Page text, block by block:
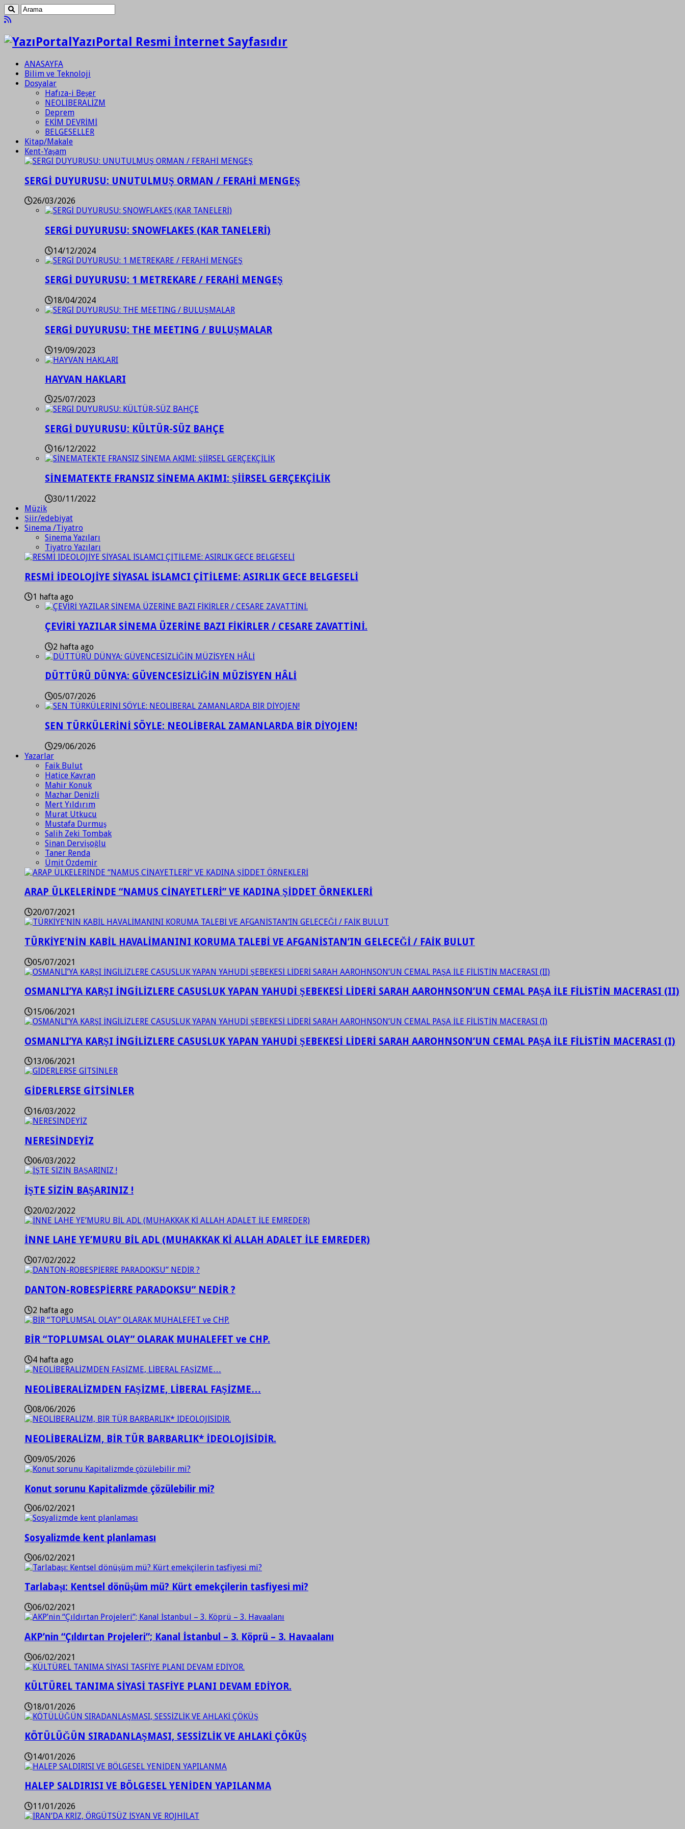
YazıPortal Resmi İnternet Sayfasıdır
ANASAYFA
Bilim ve Teknoloji
Dosyalar
Hafıza-i Beşer
NEOLİBERALİZM
Deprem
EKİM DEVRİMİ
BELGESELLER
Kitap/Makale
Kent-Yaşam
SERGİ DUYURUSU: UNUTULMUŞ ORMAN / FERAHİ MENGEŞ
26/03/2026
SERGİ DUYURUSU: SNOWFLAKES (KAR TANELERİ)
14/12/2024
SERGİ DUYURUSU: 1 METREKARE / FERAHİ MENGEŞ
18/04/2024
SERGİ DUYURUSU: THE MEETING / BULUŞMALAR
19/09/2023
HAYVAN HAKLARI
25/07/2023
SERGİ DUYURUSU: KÜLTÜR-SÜZ BAHÇE
16/12/2022
SİNEMATEKTE FRANSIZ SİNEMA AKIMI: ŞİİRSEL GERÇEKÇİLİK
30/11/2022
Müzik
Şiir/edebiyat
Sinema /Tiyatro
Sinema Yazıları
Tiyatro Yazıları
RESMİ İDEOLOJİYE SİYASAL İSLAMCI ÇİTİLEME: ASIRLIK GECE BELGESELİ
1 hafta ago
ÇEVİRİ YAZILAR SİNEMA ÜZERİNE BAZI FİKİRLER / CESARE ZAVATTİNİ.
2 hafta ago
DÜTTÜRÜ DÜNYA: GÜVENCESİZLİĞİN MÜZİSYEN HÂLİ
05/07/2026
SEN TÜRKÜLERİNİ SÖYLE: NEOLİBERAL ZAMANLARDA BİR DİYOJEN!
29/06/2026
Yazarlar
Faik Bulut
Hatice Kavran
Mahir Konuk
Mazhar Denizli
Mert Yıldırım
Murat Utkucu
Mustafa Durmuş
Salih Zeki Tombak
Sinan Dervişoğlu
Taner Renda
Ümit Özdemir
ARAP ÜLKELERİNDE “NAMUS CİNAYETLERİ” VE KADINA ŞİDDET ÖRNEKLERİ
20/07/2021
TÜRKİYE’NİN KABİL HAVALİMANINI KORUMA TALEBİ VE AFGANİSTAN’IN GELECEĞİ / FAİK BULUT
05/07/2021
OSMANLI’YA KARŞI İNGİLİZLERE CASUSLUK YAPAN YAHUDİ ŞEBEKESİ LİDERİ SARAH AAROHNSON’UN CEMAL PAŞA İLE FİLİSTİN MACERASI (II)
15/06/2021
OSMANLI’YA KARŞI İNGİLİZLERE CASUSLUK YAPAN YAHUDİ ŞEBEKESİ LİDERİ SARAH AAROHNSON’UN CEMAL PAŞA İLE FİLİSTİN MACERASI (I)
13/06/2021
GİDERLERSE GİTSİNLER
16/03/2022
NERESİNDEYİZ
06/03/2022
İŞTE SİZİN BAŞARINIZ !
20/02/2022
İNNE LAHE YE’MURU BİL ADL (MUHAKKAK Kİ ALLAH ADALET İLE EMREDER)
07/02/2022
DANTON-ROBESPİERRE PARADOKSU” NEDİR ?
2 hafta ago
BİR “TOPLUMSAL OLAY” OLARAK MUHALEFET ve CHP.
4 hafta ago
NEOLİBERALİZMDEN FAŞİZME, LİBERAL FAŞİZME…
08/06/2026
NEOLİBERALİZM, BİR TÜR BARBARLIK* İDEOLOJİSİDİR.
09/05/2026
Konut sorunu Kapitalizmde çözülebilir mi?
06/02/2021
Sosyalizmde kent planlaması
06/02/2021
Tarlabaşı: Kentsel dönüşüm mü? Kürt emekçilerin tasfiyesi mi?
06/02/2021
AKP’nin “Çıldırtan Projeleri”; Kanal İstanbul – 3. Köprü – 3. Havaalanı
06/02/2021
KÜLTÜREL TANIMA SİYASİ TASFİYE PLANI DEVAM EDİYOR.
18/01/2026
KÖTÜLÜĞÜN SIRADANLAŞMASI, SESSİZLİK VE AHLAKİ ÇÖKÜŞ
14/01/2026
HALEP SALDIRISI VE BÖLGESEL YENİDEN YAPILANMA
11/01/2026